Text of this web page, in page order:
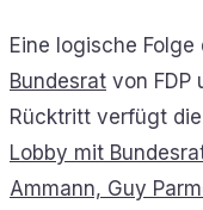
Eine logische Folge
Bundesrat von FDP
Rücktritt verfügt
Lobby mit
Ammann, Guy